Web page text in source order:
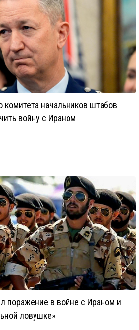
комитета начальников штабов
войну с Ираном
поражение в войне с Ираном и
ловушке»